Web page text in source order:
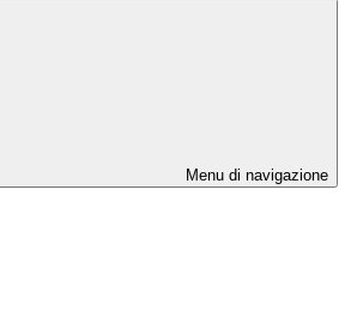
Menu di navigazione